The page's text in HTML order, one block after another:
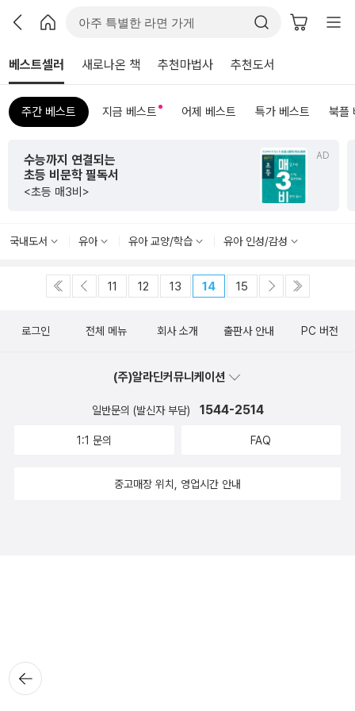
베스트셀러 새로나온 책 추천마법사 추천도서
주간 베스트 지금 베스트 어제 베스트 특가 베스트 북플
AD
수능까지 연결되는
초등 비문학 필독서
<초등 매3비>
국내도서 유아 유아 교양/학습 유아 인성/감성
11 12 13 14 15
뒤로가
기
로그인 전체 메뉴 회사 소개 출판사 안내 PC 버전
(주)알라딘커뮤니케이션
일반문의 (발신자 부담) 1544-2514
1:1 문의 FAQ
중고매장 위치, 영업시간 안내